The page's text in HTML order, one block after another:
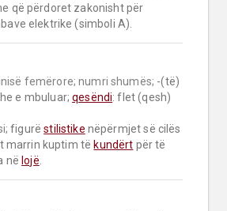
që përdoret zakonisht për
elektrike (simboli A).
femërore; numri shumës; -(të)
e mbuluar; qesëndi: flet (qesh)
figurë stilistike nëpërmjet së cilës
marrin kuptim të kundërt për të
në lojë